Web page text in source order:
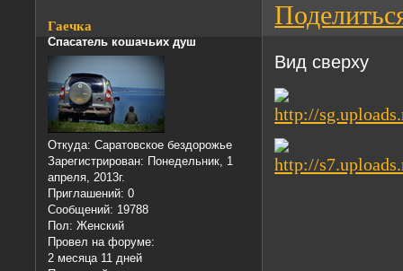
Гаечка
Спасатель кошачьих душ
Откуда: Саратовское бездорожье
Зарегистрирован: Понедельник, 1
апреля, 2013г.
Приглашений: 0
Сообщений: 19788
Пол: Женский
Провел на форуме:
2 месяца 11 дней
Вид сверху